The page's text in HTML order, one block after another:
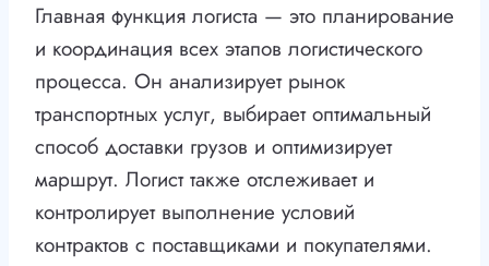
Главная функция логиста — это планирование
и координация всех этапов логистического
процесса. Он анализирует рынок
транспортных услуг, выбирает оптимальный
способ доставки грузов и оптимизирует
маршрут. Логист также отслеживает и
контролирует выполнение условий
контрактов с поставщиками и покупателями.